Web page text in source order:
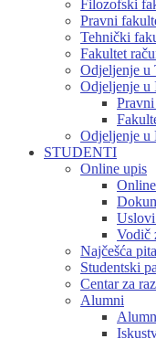
Filozofski
Pravni
Tehnički
Fakultet
Odjeljenje u
Odjeljenje u
Odjeljenje u
STUDENTI
Online upis
Uslovi
Vodič
Najčešća
Studentski
Centar za
Alumni